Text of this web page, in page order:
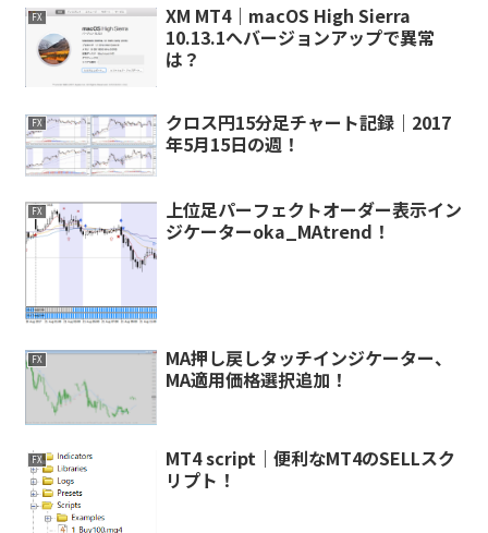
FX
XM MT4｜macOS High Sierra
10.13.1へバージョンアップで異常
は？
FX
クロス円15分足チャート記録｜2017
年5月15日の週！
FX
上位足パーフェクトオーダー表示イン
ジケーターoka_MAtrend！
FX
MA押し戻しタッチインジケーター、
MA適用価格選択追加！
FX
MT4 script｜便利なMT4のSELLスク
リプト！